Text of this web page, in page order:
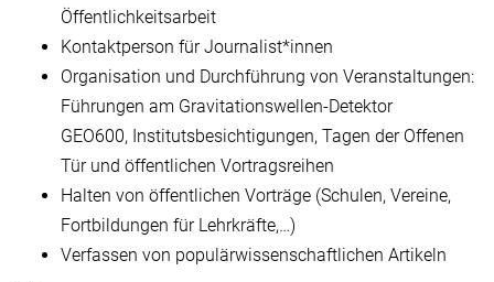
Öffentlichkeitsarbeit
Kontaktperson für Journalist*innen
Organisation und Durchführung von Veranstaltungen:
Führungen am Gravitationswellen-Detektor
GEO600, Institutsbesichtigungen, Tagen der Offenen
Tür und öffentlichen Vortragsreihen
Halten von öffentlichen Vorträge (Schulen, Vereine,
Fortbildungen für Lehrkräfte,…)
Verfassen von populärwissenschaftlichen Artikeln